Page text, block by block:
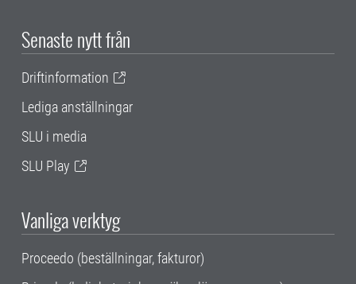
Senaste nytt från
Driftinformation
Lediga anställningar
SLU i media
SLU Play
Vanliga verktyg
Proceedo (beställningar, fakturor)